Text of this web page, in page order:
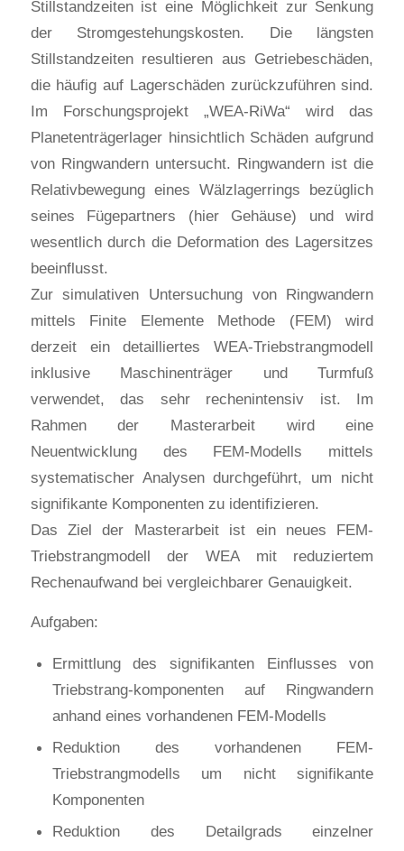
Stillstandzeiten ist eine Möglichkeit zur Senkung
der Stromgestehungskosten. Die längsten
Stillstandzeiten resultieren aus Getriebeschäden,
die häufig auf Lagerschäden zurückzuführen sind.
Im Forschungsprojekt „WEA-RiWa“ wird das
Planetenträgerlager hinsichtlich Schäden aufgrund
von Ringwandern untersucht. Ringwandern ist die
Relativbewegung eines Wälzlagerrings bezüglich
seines Fügepartners (hier Gehäuse) und wird
wesentlich durch die Deformation des Lagersitzes
beeinflusst.
Zur simulativen Untersuchung von Ringwandern
mittels Finite Elemente Methode (FEM) wird
derzeit ein detailliertes WEA-Triebstrangmodell
inklusive Maschinenträger und Turmfuß
verwendet, das sehr rechenintensiv ist. Im
Rahmen der Masterarbeit wird eine
Neuentwicklung des FEM-Modells mittels
systematischer Analysen durchgeführt, um nicht
signifikante Komponenten zu identifizieren.
Das Ziel der Masterarbeit ist ein neues FEM-
Triebstrangmodell der WEA mit reduziertem
Rechenaufwand bei vergleichbarer Genauigkeit.
Aufgaben:
Ermittlung des signifikanten Einflusses von
Triebstrang-komponenten auf Ringwandern
anhand eines vorhandenen FEM-Modells
Reduktion des vorhandenen FEM-
Triebstrangmodells um nicht signifikante
Komponenten
Reduktion des Detailgrads einzelner